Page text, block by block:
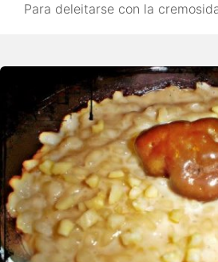
Para deleitarse con la